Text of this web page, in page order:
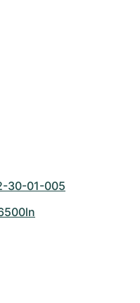
30-01-005